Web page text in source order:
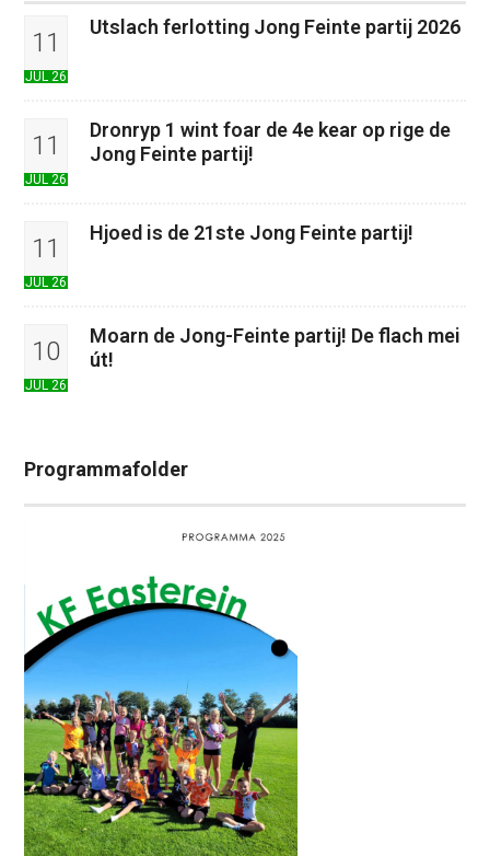
11
JUL 26
Utslach ferlotting Jong Feinte partij 2026
11
JUL 26
Dronryp 1 wint foar de 4e kear op rige de
Jong Feinte partij!
11
JUL 26
Hjoed is de 21ste Jong Feinte partij!
10
JUL 26
Moarn de Jong-Feinte partij! De flach mei
út!
Programmafolder